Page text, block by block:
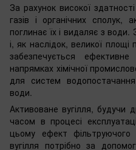
За рахунок високої
газів і органічних сполук,
поглинає їх і видаляє з
і, як наслідок, великої площі
забезпечується
напрямках хімічної
для систем
води.
Активоване вугілля, будучи
часом в процесі
цьому ефект
вугілля потрібно за